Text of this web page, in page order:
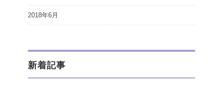
2018年6月
新着記事